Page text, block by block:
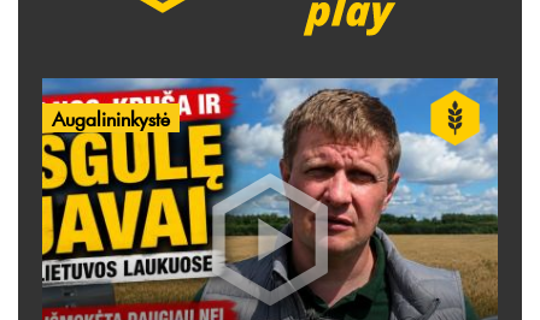
Augalininkystė